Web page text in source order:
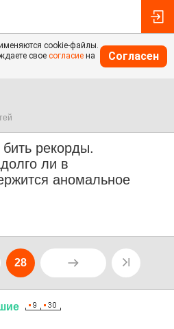
cookie-файлы.
свое согласие на
Согласен
рекорды.
ли в
аномальное
28